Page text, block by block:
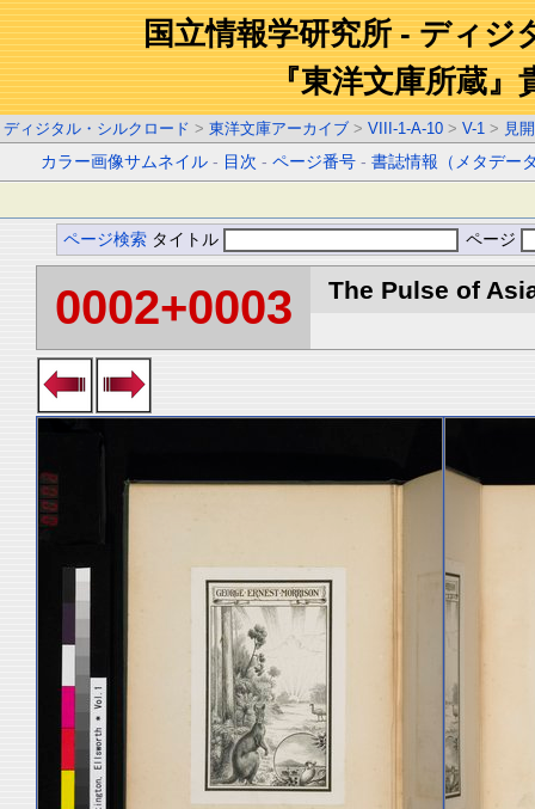
国立情報学研究所 - ディジ
『東洋文庫所蔵』
ディジタル・シルクロード > 東洋文庫アーカイブ > VIII-1-A-10 > V-1 > 見
カラー画像サムネイル - 目次 -ページ番号 -書誌情報（メタデー
ページ検索 タイトル ページ
0002+0003 The Pulse of